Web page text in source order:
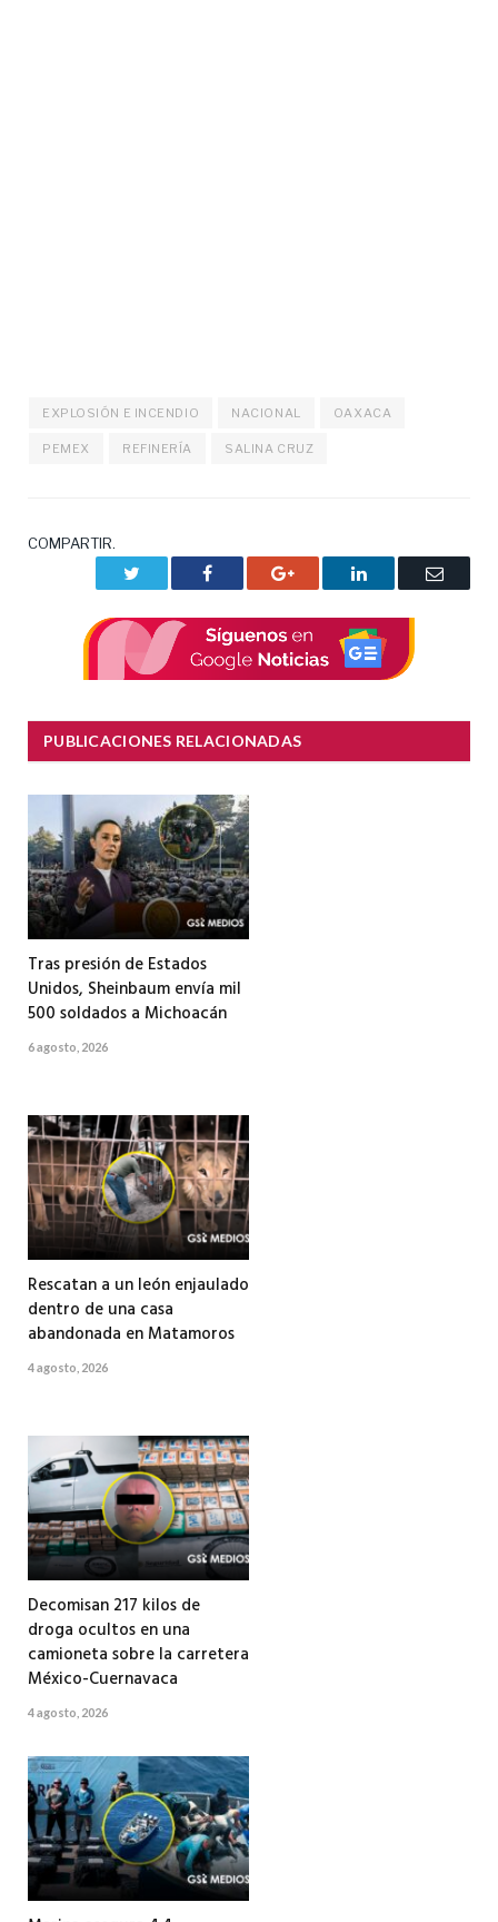
EXPLOSIÓN E INCENDIO NACIONAL OAXACA
PEMEX REFINERÍA SALINA CRUZ
COMPARTIR.
Facebook Google+ LinkedIn
Correo
PUBLICACIONES RELACIONADAS
Tras presión de Estados
Unidos, Sheinbaum envía mil
500 soldados a Michoacán
6 agosto, 2026
Rescatan a un león enjaulado
dentro de una casa
abandonada en Matamoros
4 agosto, 2026
Decomisan 217 kilos de
droga ocultos en una
camioneta sobre la carretera
México-Cuernavaca
4 agosto, 2026